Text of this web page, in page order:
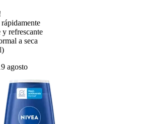
rápidamente
refrescante
a seca
agosto